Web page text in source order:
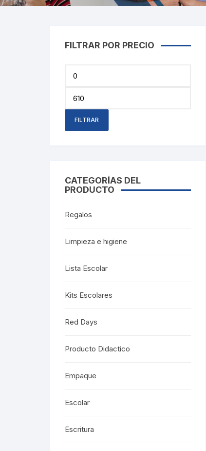
FILTRAR POR PRECIO
mínimo
máximo
FILTRAR
CATEGORÍAS DEL
PRODUCTO
Regalos
Limpieza e higiene
Lista Escolar
Kits Escolares
Red Days
Producto Didactico
Empaque
Escolar
Escritura